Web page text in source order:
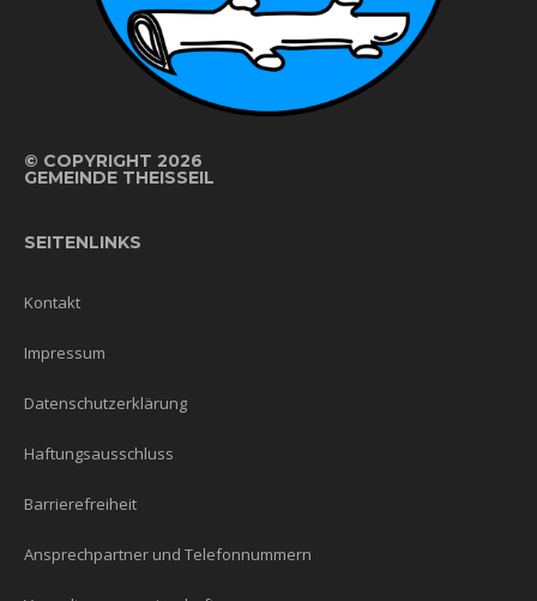
© COPYRIGHT 2026
GEMEINDE THEISSEIL
SEITENLINKS
Kontakt
Impressum
Datenschutzerklärung
Haftungsausschluss
Barrierefreiheit
Ansprechpartner und Telefonnummern